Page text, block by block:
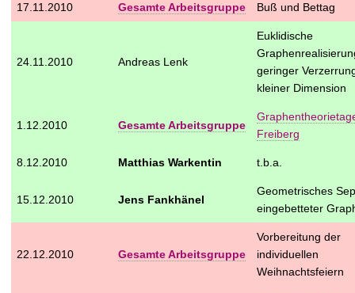
17.11.2010 Gesamte Arbeitsgruppe Buß und Bettag
24.11.2010 Andreas Lenk
Euklidische
geringer
kleiner Dimension
1.12.2010 Gesamte Arbeitsgruppe
Freiberg
8.12.2010 Matthias Warkentin t.b.a.
15.12.2010 Jens Fankhänel
Geometrisches
eingebetteter
22.12.2010 Gesamte Arbeitsgruppe
Vorbereitung der
individuellen
Weihnachtsfeiern